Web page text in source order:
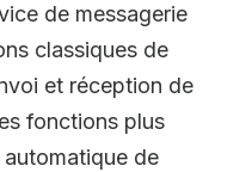
de messagerie
classiques de
et réception de
fonctions plus
de